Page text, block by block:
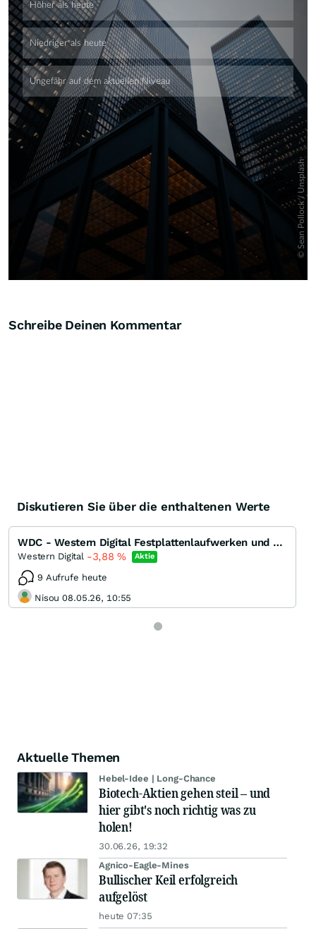
Skip
Schreibe Deinen Kommentar
Diskutieren Sie über die enthaltenen Werte
WDC - Western Digital Festplattenlaufwerken und Speicherprodukten
Western Digital -3,88% Aktie
9 Aufrufe heute
Nisou 08.05.26, 10:55
Aktuelle Themen
Hebel-Idee | Long-Chance
Biotech-Aktien gehen steil – und
hier gibt's noch richtig was zu
holen!
30.06.26, 19:32
Agnico-Eagle-Mines
Bullischer Keil erfolgreich
aufgelöst
heute 07:35